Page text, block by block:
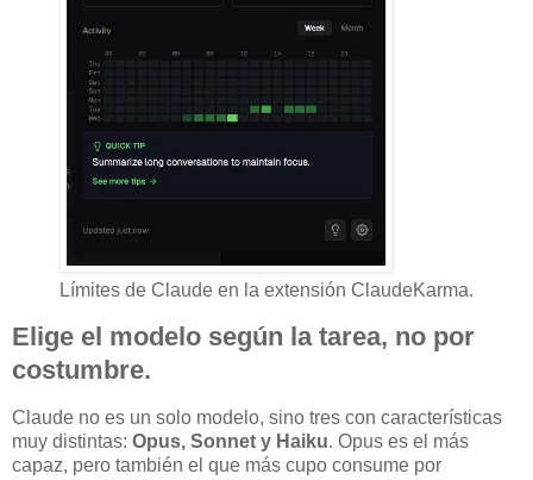
Límites de Claude en la extensión ClaudeKarma.
Elige el modelo según la tarea, no por
costumbre.
Claude no es un solo modelo, sino tres con características
muy distintas: Opus, Sonnet y Haiku. Opus es el más
capaz, pero también el que más cupo consume por